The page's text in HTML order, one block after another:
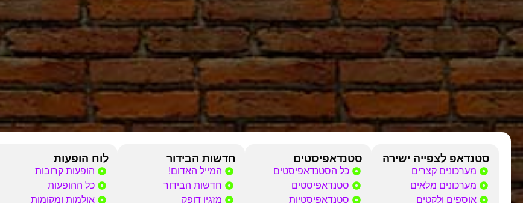
סטנדאפ לצפייה ישירה
מערכונים קצרים
מערכונים מלאים
אוספים ולקטים
סטנדאפיסטים
כל הסטנדאפיסטים
סטנדאפיסטים
סטנדאפיסטיות
חדשות הבידור
המייל האדום!
חדשות הבידור
מזגין דופק
לוח הופעות
הופעות קרובות
כל ההופעות
אולמות ומקומות